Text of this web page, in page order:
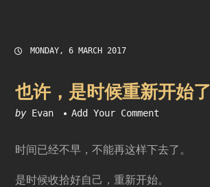
MONDAY, 6 MARCH 2017
也许，是时候重新开始了
by Evan Add Your Comment
时间已经不早，不能再这样下去了。
是时候收拾好自己，重新开始。